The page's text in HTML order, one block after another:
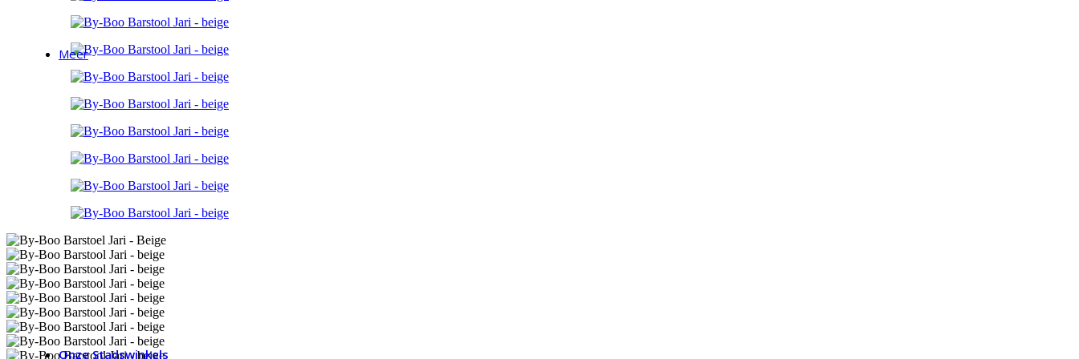
MeerMeer
Verlichting
Service & Onderhoud
Cadeaubonnen
Onze Stadswinkels